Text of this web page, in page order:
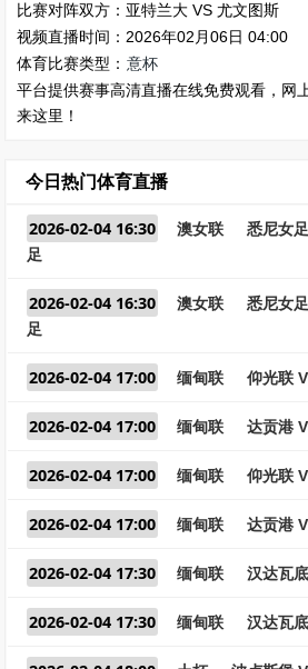
比赛对阵双方：亚特兰大 VS 尤文图斯
视频直播时间：2026年02月06日 04:00
体育比赛类型： 意杯
平台提供赛事高清直播在线免费观看，网
来这里！
今日热门体育直播
2026-02-04 16:30 澳女联
悉尼女
足
2026-02-04 16:30 澳女联
悉尼女
足
2026-02-04 17:00 缅甸联 仰光联
2026-02-04 17:00 缅甸联 达贡港
2026-02-04 17:00 缅甸联 仰光联
2026-02-04 17:00 缅甸联 达贡港
2026-02-04 17:30 缅甸联 汉达瓦
2026-02-04 17:30 缅甸联 汉达瓦